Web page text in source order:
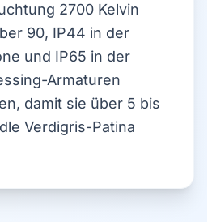
2700 Kelvin
90, IP44 in der
und IP65 in der
Armaturen
damit sie über 5 bis
Verdigris-Patina